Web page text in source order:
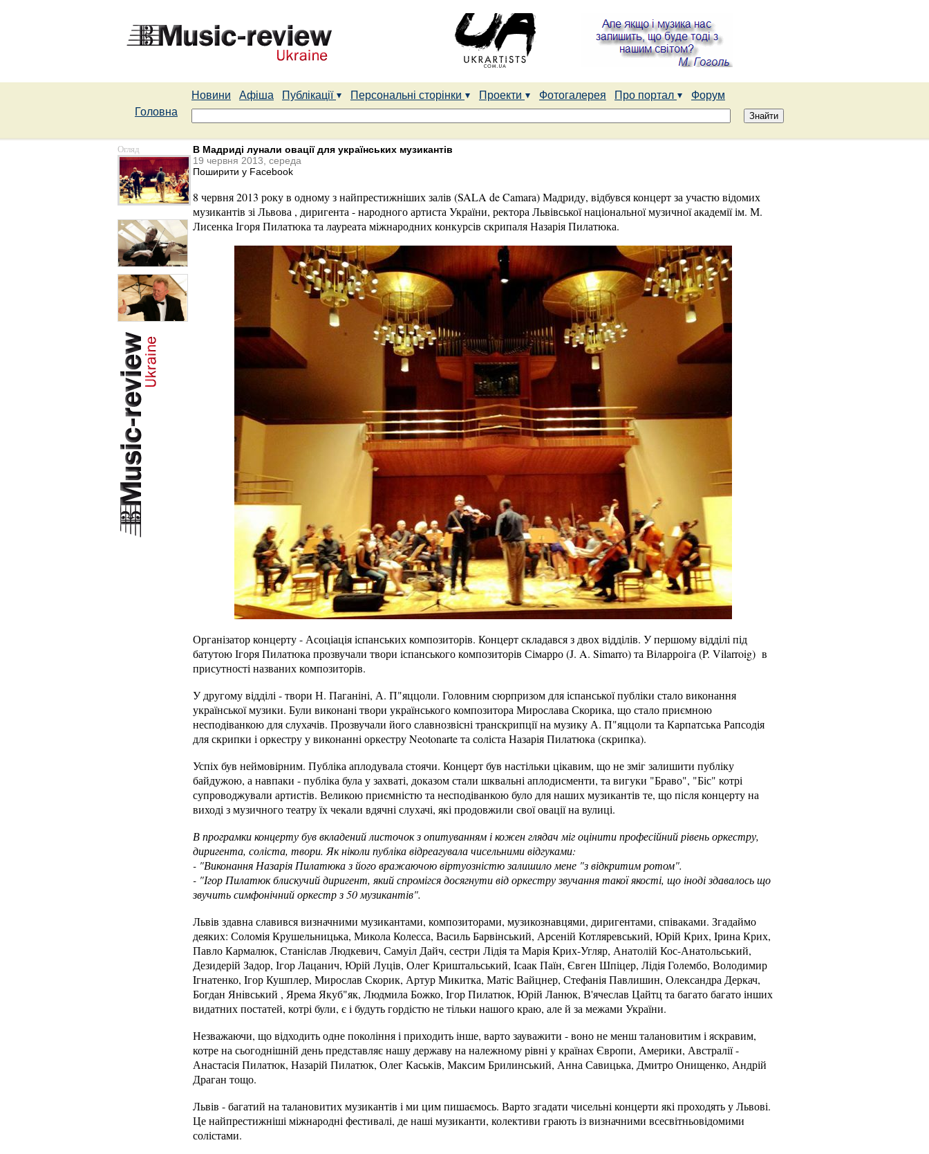
Новини Афіша Публікації Персональні сторінки Проекти Фотогалерея Про портал
Форум
Головна
Огляд
В Мадриді лунали овації для українських музикантів
19 червня 2013, середа
Поширити у Facebook
8 червня 2013 року в одному з найпрестижніших залів (SALA de Camara) Мадриду, відбувся концерт за участю відомих
музикантів зі Львова , диригента - народного артиста України, ректора Львівської національної музичної академії ім. М.
Лисенка Ігоря Пилатюка та лауреата міжнародних конкурсів скрипаля Назарія Пилатюка.
Організатор концерту - Асоціація іспанських композиторів. Концерт складався з двох відділів. У першому відділі під
батутою Ігоря Пилатюка прозвучали твори іспанського композиторів Сімарро (J. A. Simarro) та Віларроіга (P. Vilarroig) в
присутності названих композиторів.
У другому відділі - твори Н. Паганіні, А. П"яццоли. Головним сюрпризом для іспанської публіки стало виконання
української музики. Були виконані твори українського композитора Мирослава Скорика, що стало приємною
несподіванкою для слухачів. Прозвучали його славнозвісні транскрипції на музику А. П"яццоли та Карпатська Рапсодія
для скрипки і оркестру у виконанні оркестру Neotonarte та соліста Назарія Пилатюка (скрипка).
Успіх був неймовірним. Публіка аплодувала стоячи. Концерт був настільки цікавим, що не зміг залишити публіку
байдужою, а навпаки - публіка була у захваті, доказом стали шквальні аплодисменти, та вигуки "Браво", "Біс" котрі
супроводжували артистів. Великою приємністю та несподіванкою було для наших музикантів те, що після концерту на
виході з музичного театру їх чекали вдячні слухачі, які продовжили свої овації на вулиці.
В програмки концерту був вкладений листочок з опитуванням і кожен глядач міг оцінити професійний рівень оркестру,
диригента, соліста, твори. Як ніколи публіка відреагувала чисельними відгуками:
- "Виконання Назарія Пилатюка з його вражаючою віртуозністю залишило мене "з відкритим ротом".
- "Ігор Пилатюк блискучий диригент, який спромігся досягнути від оркестру звучання такої якості, що іноді здавалось що
звучить симфонічний оркестр з 50 музикантів".
Львів здавна славився визначними музикантами, композиторами, музикознавцями, диригентами, співаками. Згадаймо
деяких: Соломія Крушельницька, Микола Колесса, Василь Барвінський, Арсеній Котляревський, Юрiй Крих, Iрина Крих,
Павло Кармалюк, Станіслав Людкевич, Самуiл Дайч, сестри Лідія та Марія Крих-Угляр, Анатолій Кос-Анатольський,
Дезидерій Задор, Ігор Лацанич, Юрій Луців, Олег Криштальський, Iсаак Паїн, Євген Шпіцер, Лiдiя Голембо, Володимир
Iгнатенко, Iгор Кушплер, Мирослав Скорик, Артур Микитка, Матiс Вайцнер, Стефанія Павлишин, Олександра Деркач,
Богдан Янiвський , Ярема Якуб"як, Людмила Божко, Iгор Пилатюк, Юрiй Ланюк, В'ячеслав Цайтц та багато багато інших
видатних постатей, котрі були, є і будуть гордістю не тільки нашого краю, але й за межами України.
Незважаючи, що відходить одне покоління і приходить інше, варто зауважити - воно не менш талановитим і яскравим,
котре на сьогоднішній день представляє нашу державу на належному рівні у країнах Європи, Америки, Австралії -
Анастасія Пилатюк, Назарій Пилатюк, Олег Каськів, Максим Брилинський, Анна Савицька, Дмитро Онищенко, Андрій
Драган тощо.
Львів - багатий на талановитих музикантів і ми цим пишаємось. Варто згадати чисельні концерти які проходять у Львові.
Це найпрестижніші міжнародні фестивалі, де наші музиканти, колективи грають із визначними всесвітньовідомими
солістами.